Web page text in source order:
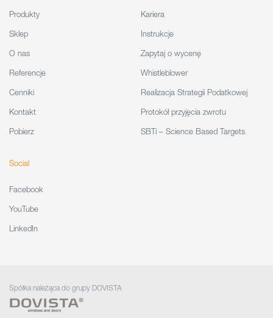
Produkty
Sklep
O nas
Referencje
Cenniki
Kontakt
Pobierz
Kariera
Instrukcje
Zapytaj o wycenę
Whistleblower
Realizacja Strategii Podatkowej
Protokół przyjęcia zwrotu
SBTi – Science Based Targets
Social
Facebook
YouTube
LinkedIn
Spółka należąca do grupy DOVISTA